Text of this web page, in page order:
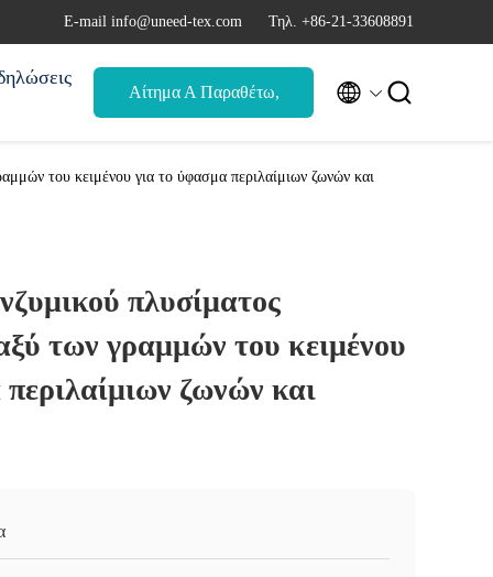
Ε-mail info@uneed-tex.com Τηλ. +86-21-33608891
Αίτημα Α Παραθέτω,  
του κειμένου για το ύφασμα περιλαίμιων ζωνών και
πλυσίματος
των γραμμών του κειμένου
ζωνών και